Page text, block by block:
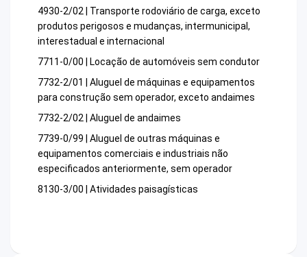
4930-2/02 | Transporte rodoviário de carga, exceto
produtos perigosos e mudanças, intermunicipal,
interestadual e internacional
7711-0/00 | Locação de automóveis sem condutor
7732-2/01 | Aluguel de máquinas e equipamentos
para construção sem operador, exceto andaimes
7732-2/02 | Aluguel de andaimes
7739-0/99 | Aluguel de outras máquinas e
equipamentos comerciais e industriais não
especificados anteriormente, sem operador
8130-3/00 | Atividades paisagísticas